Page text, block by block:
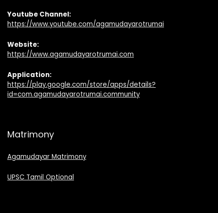
Youtube Channel:
https://www.youtube.com/agamudayarotrumai
Website:
https://www.agamudayarotrumai.com
Application:
https://play.google.com/store/apps/details?
id=com.agamudayarotrumai.community
Matrimony
Agamudayar Matrimony
UPSC Tamil Optional